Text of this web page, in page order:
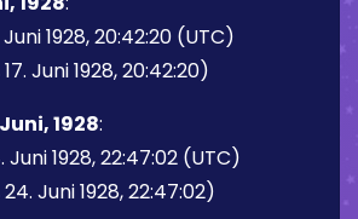
1928, 20:42:20 (UTC)
Juni 1928, 20:42:20)
1928:
1928, 22:47:02 (UTC)
Juni 1928, 22:47:02)